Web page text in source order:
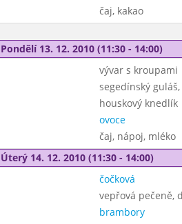
čaj, kakao
Pondělí 13. 12. 2010 (11:30 - 14:00)
vývar s kroupami
segedínský guláš,
houskový knedlík
ovoce
čaj, nápoj, mléko
Úterý 14. 12. 2010 (11:30 - 14:00)
čočková
vepřová pečeně,
brambory